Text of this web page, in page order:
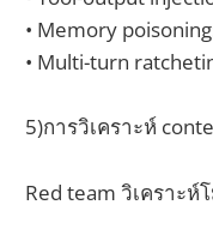
• Memory
• Multi-turn
5)การวิเคราะห์
Red team วิเคราะห์